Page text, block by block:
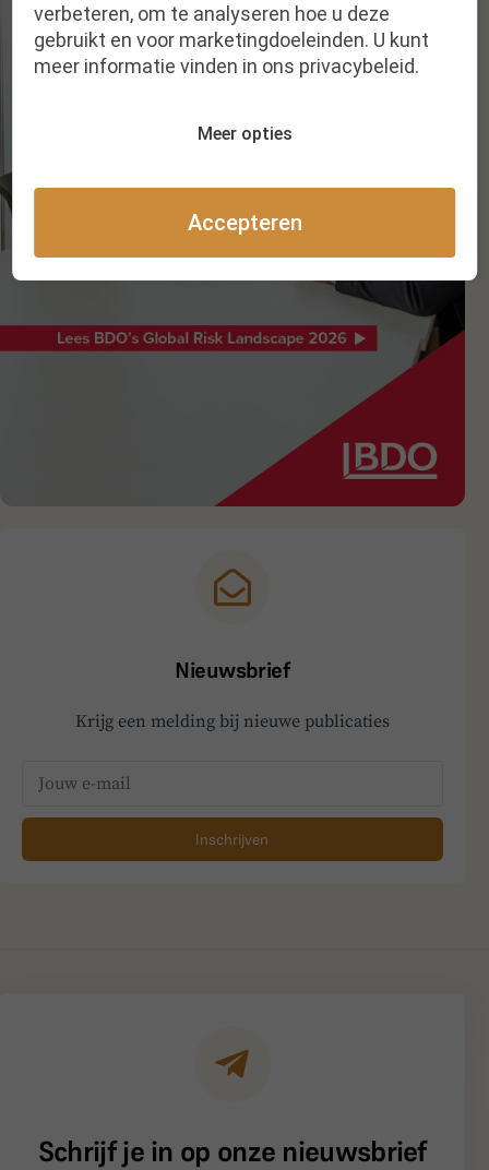
Nieuwsbrief
Krijg een melding bij nieuwe publicaties
Inschrijven
Schrijf je in op onze nieuwsbrief
verbeteren, om te analyseren hoe u deze
gebruikt en voor marketingdoeleinden. U kunt
meer informatie vinden in ons privacybeleid.
Meer opties
Accepteren